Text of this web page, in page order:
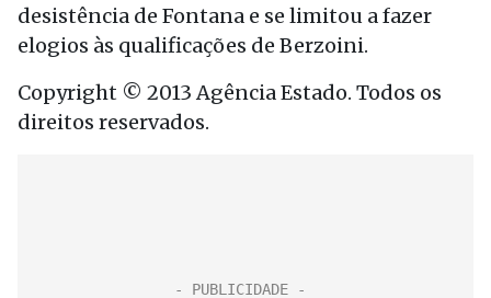
desistência de Fontana e se limitou a fazer
elogios às qualificações de Berzoini.
Copyright © 2013 Agência Estado. Todos os
direitos reservados.